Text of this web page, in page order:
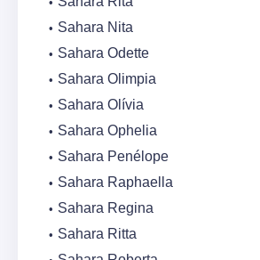
Sahara Nita
Sahara Odette
Sahara Olimpia
Sahara Olívia
Sahara Ophelia
Sahara Penélope
Sahara Raphaella
Sahara Regina
Sahara Ritta